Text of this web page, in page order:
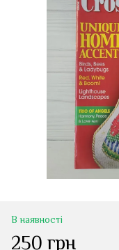
В наявності
250 грн